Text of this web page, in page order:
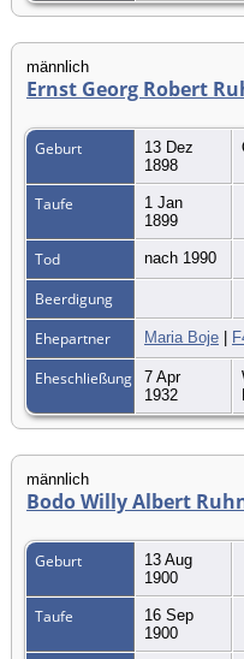
männlich
Ernst Georg Robert
Geburt
13 Dez
1898
Taufe
1 Jan
1899
Tod nach 1990
Beerdigung
Ehepartner
Maria Boje |
Eheschließung
7 Apr
1932
männlich
Bodo Willy Albert
Geburt
13 Aug
1900
Taufe
16 Sep
1900